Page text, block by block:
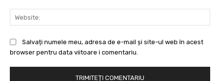
Salvați numele meu, adresa de e-mail și site-ul web în acest
browser pentru data viitoare i comentariu.